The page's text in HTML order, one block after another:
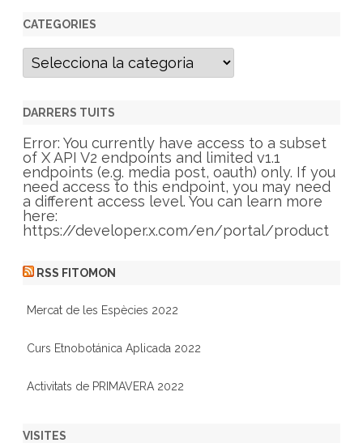
CATEGORIES
C
t
g
r
i
e
s
DARRERS TUITS
Error: You currently have access to a subset
of X API V2 endpoints and limited v1.1
endpoints (e.g. media post, oauth) only. If you
need access to this endpoint, you may need
a different access level. You can learn more
here:
https://developer.x.com/en/portal/product
RSS FITOMON
Mercat de les Espècies 2022
Curs Etnobotánica Aplicada 2022
Activitats de PRIMAVERA 2022
VISITES